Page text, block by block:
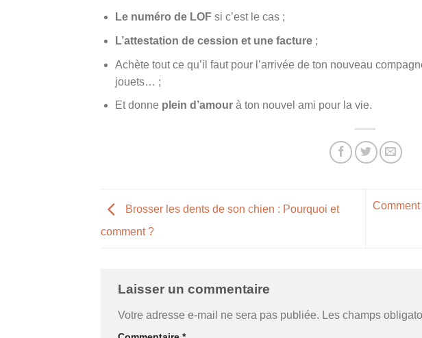
Le numéro de LOFsi c’est le cas ;
L’attestation de cession et une facture;
Achète tout ce qu’il faut pour l’arrivée de ton nouveau
jouets… ;
Et donne plein d’amourà ton nouvel ami pour la vie.
Brosser les dents de son chien : Pourquoi et
comment ?
Laisser un commentaire
Votre adresse e-mail ne sera pas publiée. Les champs